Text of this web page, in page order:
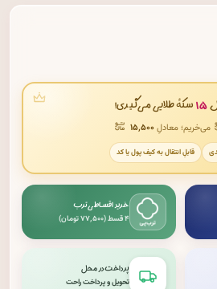
۱۵ سکهٔ طلایی می‌گیری!
می‌خریم؛ معادلِ۱۵٬۵۰۰
قابلِ انتقال به کیف پول یا کد
خرید اقساطی ترب
۴ قسط (۷۷٬۵۰۰ تومان)
پرداخت در محل
تحویل و پرداخت راحت